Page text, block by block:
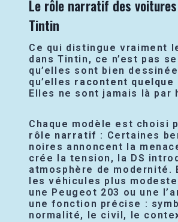
Le rôle narratif des
Tintin
Ce qui distingue vraiment
dans Tintin, ce n’est pas
qu’elles sont bien
qu’elles racontent quelque
Elles ne sont jamais là par
Chaque modèle est choisi
rôle narratif : Certaines
noires annoncent la
crée la tension, la DS
atmosphère de modernité.
les véhicules plus
une Peugeot 203 ou une
une fonction précise :
normalité, le civil, le